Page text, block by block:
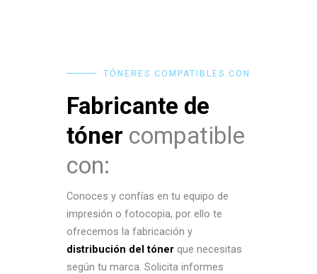
TÓNERES COMPATIBLES CON
Fabricante de
tóner compatible
con:
Conoces y confías en tu equipo de
impresión o fotocopia, por ello te
ofrecemos la fabricación y
distribución del tóner que necesitas
según tu marca. Solicita informes